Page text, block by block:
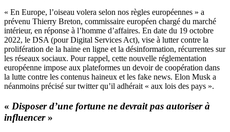
« En Europe, l’oiseau volera selon nos règles européennes » a
prévenu Thierry Breton, commissaire européen chargé du marché
intérieur, en réponse à l’homme d’affaires. En date du 19 octobre
2022, le DSA (pour Digital Services Act), vise à lutter contre la
prolifération de la haine en ligne et la désinformation, récurrentes sur
les réseaux sociaux. Pour rappel, cette nouvelle réglementation
européenne impose aux plateformes un devoir de coopération dans
la lutte contre les contenus haineux et les fake news. Elon Musk a
néanmoins précisé sur twitter qu’il adhérait « aux lois des pays ».
« Disposer d’une fortune ne devrait pas autoriser à
influencer»